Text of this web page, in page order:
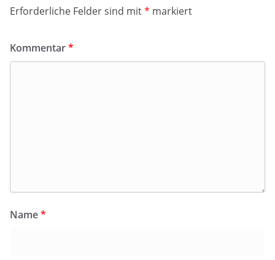
Erforderliche Felder sind mit* markiert
Kommentar*
Name*